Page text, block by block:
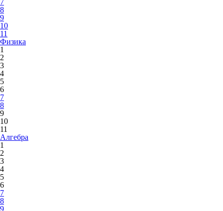
7
8
9
10
11
Физика
1
2
3
4
5
6
7
8
9
10
11
Алгебра
1
2
3
4
5
6
7
8
9